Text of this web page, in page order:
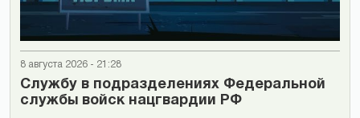
8 августа 2026 - 21:28
Cлужбу в подразделениях Федеральной
службы войск нацгвардии РФ